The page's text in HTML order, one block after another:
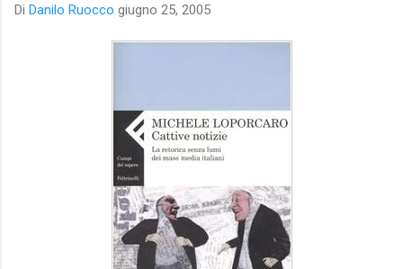
Di Danilo Ruocco giugno 25, 2005